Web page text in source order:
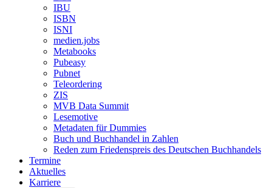
IBU
ISBN
ISNI
medien.jobs
Metabooks
Pubeasy
Pubnet
Teleordering
ZIS
MVB Data Summit
Lesemotive
Metadaten für Dummies
Buch und Buchhandel in Zahlen
Reden zum Friedenspreis des Deutschen Buchhandels
Termine
Aktuelles
Karriere